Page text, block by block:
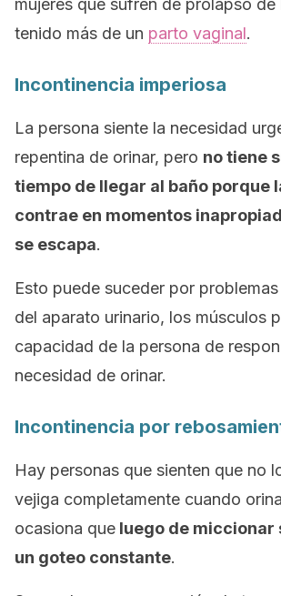
mujeres que sufren de prolapso de
tenido más de un parto vaginal.
Incontinencia imperiosa
La persona siente la necesidad
repentina de orinar, pero no tiene
tiempo de llegar al baño porque
contrae en momentos
se escapa.
Esto puede suceder por
del aparato urinario, los músculos
capacidad de la persona de
necesidad de orinar.
Incontinencia por
Hay personas que sienten que no
vejiga completamente cuando
ocasiona que luego de miccionar
un goteo constante.